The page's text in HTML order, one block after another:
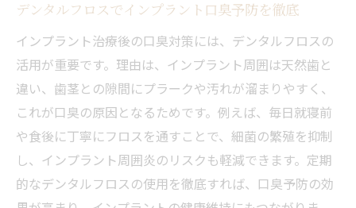
デンタルフロスでインプラント口臭予防を徹底
インプラント治療後の口臭対策には、デンタルフロスの
活用が重要です。理由は、インプラント周囲は天然歯と
違い、歯茎との隙間にプラークや汚れが溜まりやすく、
これが口臭の原因となるためです。例えば、毎日就寝前
や食後に丁寧にフロスを通すことで、細菌の繁殖を抑制
し、インプラント周囲炎のリスクも軽減できます。定期
的なデンタルフロスの使用を徹底すれば、口臭予防の効